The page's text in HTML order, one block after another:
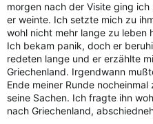
morgen nach der Visite ging
er weinte. Ich setzte mich zu
wohl nicht mehr lange zu leben
Ich bekam panik, doch er
redeten lange und er erzählte
Griechenland. Irgendwann
Ende meiner Runde
seine Sachen. Ich fragte ihn
nach Griechenland,